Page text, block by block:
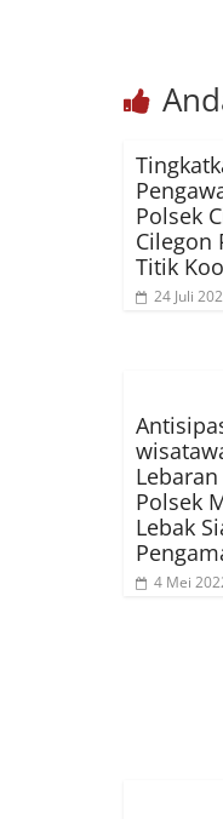
Polsek
Cilegon
Titik
24 Juli
Polsek
Lebak
4 Mei